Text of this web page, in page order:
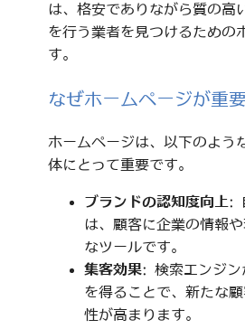
は、格安でありながら質の高
を行う業者を見つけるための
す。
なぜホームページが重
ホームページは、以下のよう
体にとって重要です。
ブランドの認知度向上:
は、顧客に企業の情報
なツールです。
集客効果: 検索エンジン
を得ることで、新たな
性が高まります。